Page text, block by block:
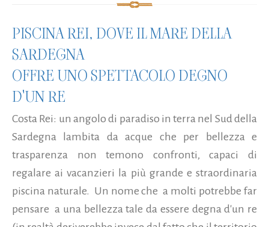
PISCINA REI, DOVE IL MARE DELLA
SARDEGNA
OFFRE UNO SPETTACOLO DEGNO
D'UN RE
Costa Rei: un angolo di paradiso in terra nel Sud della
Sardegna lambita da acque che per bellezza e
trasparenza non temono confronti, capaci di
regalare ai vacanzieri la più grande e straordinaria
piscina naturale. Un nome che a molti potrebbe far
pensare a una bellezza tale da essere degna d'un re